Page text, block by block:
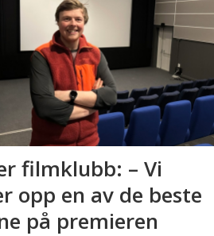
filmklubb: – Vi
opp en av de beste
på premieren